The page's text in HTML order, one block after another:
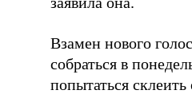
Взамен нового
собраться в
попытаться